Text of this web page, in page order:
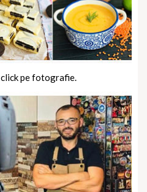
click pe fotografie.